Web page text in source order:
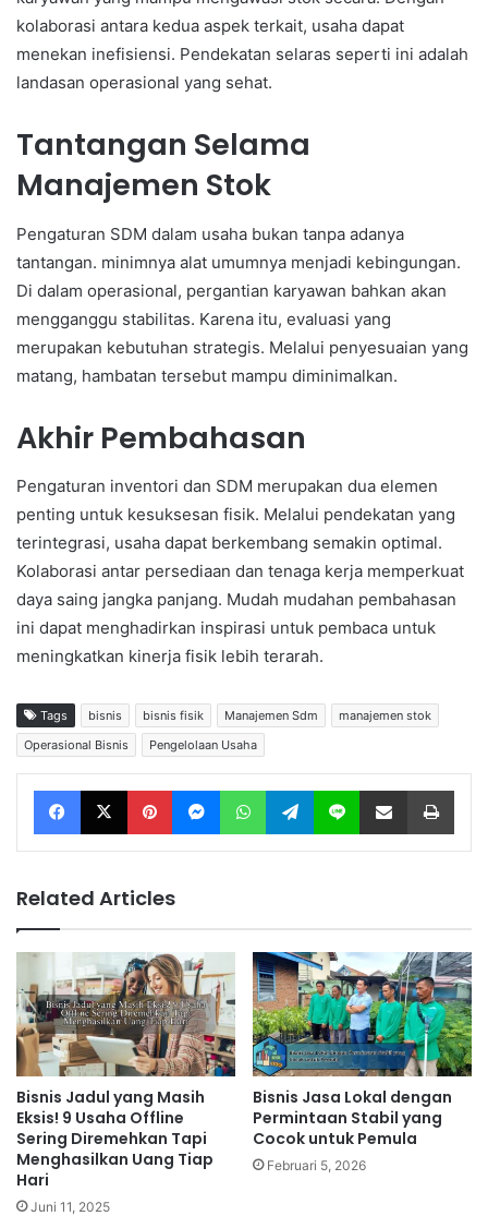
kolaborasi antara kedua aspek terkait, usaha dapat
menekan inefisiensi. Pendekatan selaras seperti ini adalah
landasan operasional yang sehat.
Tantangan Selama
Manajemen Stok
Pengaturan SDM dalam usaha bukan tanpa adanya
tantangan. minimnya alat umumnya menjadi kebingungan.
Di dalam operasional, pergantian karyawan bahkan akan
mengganggu stabilitas. Karena itu, evaluasi yang
merupakan kebutuhan strategis. Melalui penyesuaian yang
matang, hambatan tersebut mampu diminimalkan.
Akhir Pembahasan
Pengaturan inventori dan SDM merupakan dua elemen
penting untuk kesuksesan fisik. Melalui pendekatan yang
terintegrasi, usaha dapat berkembang semakin optimal.
Kolaborasi antar persediaan dan tenaga kerja memperkuat
daya saing jangka panjang. Mudah mudahan pembahasan
ini dapat menghadirkan inspirasi untuk pembaca untuk
meningkatkan kinerja fisik lebih terarah.
Tags bisnis bisnis fisik Manajemen Sdm
manajemen stok
Operasional Bisnis
Pengelolaan Usaha
Facebook X Pinterest Messenger WhatsApp Telegram Line Share via Email
Related Articles
Bisnis Jadul yang Masih
Eksis! 9 Usaha Offline
Sering Diremehkan Tapi
Menghasilkan Uang Tiap
Hari
Juni 11, 2025
Bisnis Jasa Lokal dengan
Permintaan Stabil yang
Cocok untuk Pemula
Februari 5, 2026